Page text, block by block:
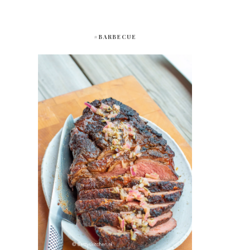
#BARBECUE